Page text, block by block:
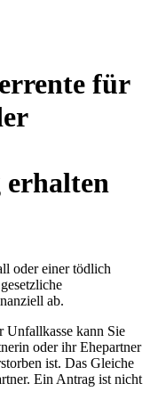
für
oder einer tödlich
ab.
Unfallkasse kann Sie
oder ihr Ehepartner
ist. Das Gleiche
Ein Antrag ist nicht